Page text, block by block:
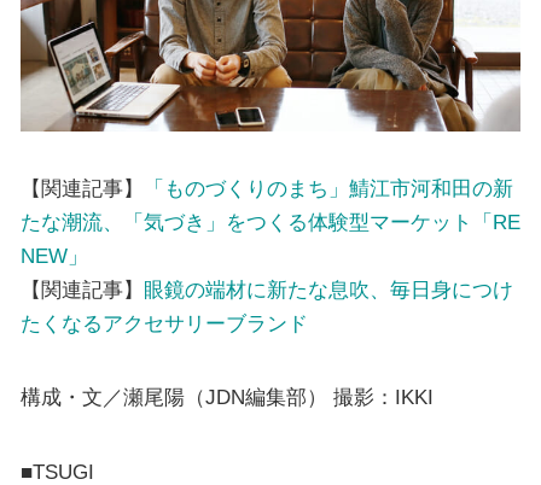
【関連記事】
「ものづくりのまち」鯖江市河和田の新
たな潮流、「気づき」をつくる体験型マーケット「RE
NEW」
【関連記事】 眼鏡の端材に新たな息吹、毎日身につけ
たくなるアクセサリーブランド
構成・文／瀬尾陽（JDN編集部） 撮影：IKKI
■TSUGI